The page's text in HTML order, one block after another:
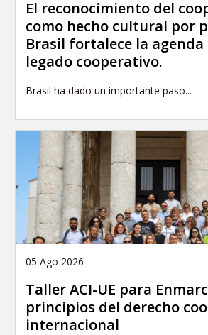
El reconocimiento del
como hecho cultural por
Brasil fortalece la
legado cooperativo.
Brasil ha dado un importante paso...
05 Ago 2026
Taller ACI-UE para
principios del derecho
internacional